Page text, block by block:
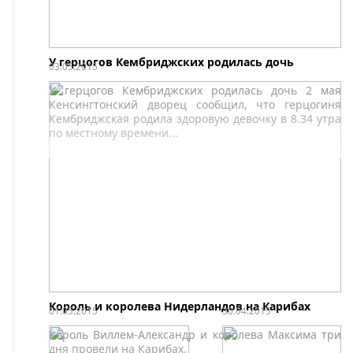
У герцогов Кембриджских родилась дочь
У герцогов Кембриджских родилась дочь 2 мая
Кенсингтонский дворец сообщил, что герцогиня
Кембриджская родила здоровую девочку в 8.34 утра
по местному времени...
03.05.2015
Король и королева Нидерландов на Карибах
Король Виллем-Александр и королева Максима три
дня провели на Карибах.
Люксембурга Этьен
Шнейдер.
01.05.2015 30.04.2015